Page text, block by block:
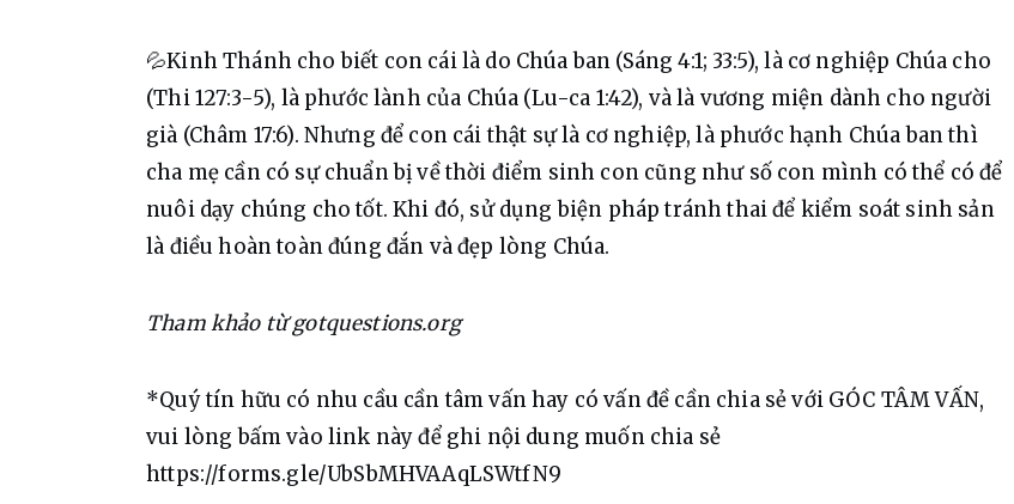
💦Kinh Thánh cho biết con cái là do Chúa ban (Sáng 4:1; 33:5), là cơ nghiệp Chúa cho
(Thi 127:3-5), là phước lành của Chúa (Lu-ca 1:42), và là vương miện dành cho người
già (Châm 17:6). Nhưng để con cái thật sự là cơ nghiệp, là phước hạnh Chúa ban thì
cha mẹ cần có sự chuẩn bị về thời điểm sinh con cũng như số con mình có thể có để
nuôi dạy chúng cho tốt. Khi đó, sử dụng biện pháp tránh thai để kiểm soát sinh sản
là điều hoàn toàn đúng đắn và đẹp lòng Chúa.
Tham khảo từ gotquestions.org
*Quý tín hữu có nhu cầu cần tâm vấn hay có vấn đề cần chia sẻ với GÓC TÂM VẤN,
vui lòng bấm vào link này để ghi nội dung muốn chia sẻ
https://forms.gle/UbSbMHVAAqLSWtfN9